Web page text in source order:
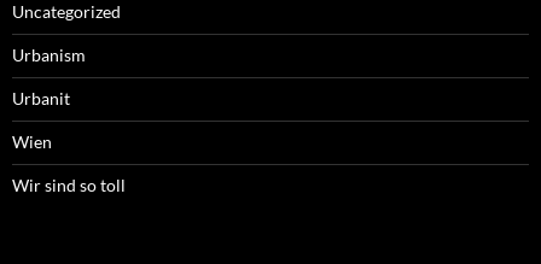
Uncategorized
Urbanism
Urbanit
Wien
Wir sind so toll